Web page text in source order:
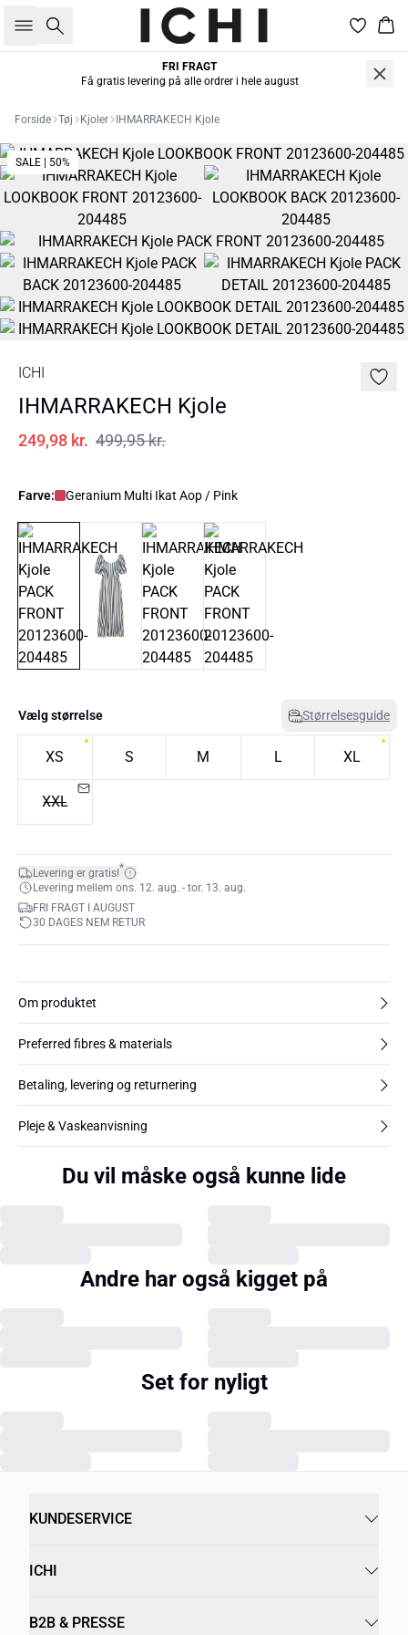
Søg
FRI FRAGT
Få gratis levering på alle ordrer i hele august
Forside Tøj Kjoler IHMARRAKECH Kjole
SALE | 50%
ICHI
IHMARRAKECH Kjole
249,98 kr. 499,95 kr.
Farve: Geranium Multi Ikat Aop / Pink
Vælg størrelse Størrelsesguide
XS S M L XL
XXL
Levering er gratis!*
Levering mellem ons. 12. aug. - tor. 13. aug.
FRI FRAGT I AUGUST
30 DAGES NEM RETUR
Om produktet
Preferred fibres & materials
Betaling, levering og returnering
Pleje & Vaskeanvisning
Du vil måske også kunne lide
Andre har også kigget på
Set for nyligt
KUNDESERVICE
ICHI
B2B & PRESSE